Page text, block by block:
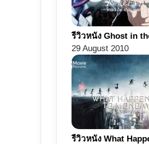
รีวิวหนัง Ghost in
29 August 2010
รีวิวหนัง What